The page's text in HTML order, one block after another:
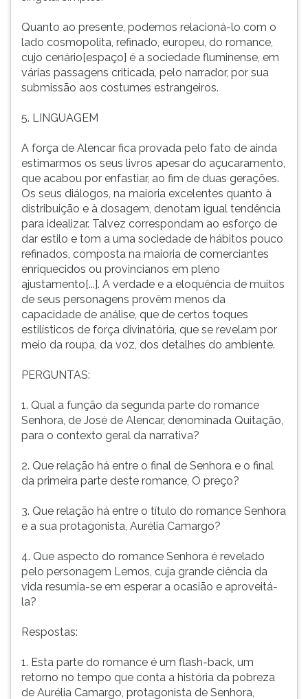
Quanto ao presente, podemos relacioná-lo com o
lado cosmopolita, refinado, europeu, do romance,
cujo cenário[espaço] é a sociedade fluminense, em
várias passagens criticada, pelo narrador, por sua
submissão aos costumes estrangeiros.
5. LINGUAGEM
A força de Alencar fica provada pelo fato de ainda
estimarmos os seus livros apesar do açucaramento,
que acabou por enfastiar, ao fim de duas gerações.
Os seus diálogos, na maioria excelentes quanto à
distribuição e à dosagem, denotam igual tendência
para idealizar. Talvez correspondam ao esforço de
dar estilo e tom a uma sociedade de hábitos pouco
refinados, composta na maioria de comerciantes
enriquecidos ou provincianos em pleno
ajustamento[...]. A verdade e a eloquência de muitos
de seus personagens provêm menos da
capacidade de análise, que de certos toques
estilísticos de força divinatória, que se revelam por
meio da roupa, da voz, dos detalhes do ambiente.
PERGUNTAS:
1. Qual a função da segunda parte do romance
Senhora, de José de Alencar, denominada Quitação,
para o contexto geral da narrativa?
2. Que relação há entre o final de Senhora e o final
da primeira parte deste romance, O preço?
3. Que relação há entre o título do romance Senhora
e a sua protagonista, Aurélia Camargo?
4. Que aspecto do romance Senhora é revelado
pelo personagem Lemos, cuja grande ciência da
vida resumia-se em esperar a ocasião e aproveitá-
la?
Respostas:
1. Esta parte do romance é um flash-back, um
retorno no tempo que conta a história da pobreza
de Aurélia Camargo, protagonista de Senhora,